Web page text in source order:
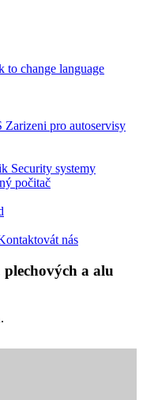
Zarizeni pro autoservisy
Security systemy
počitač
nás
a alu